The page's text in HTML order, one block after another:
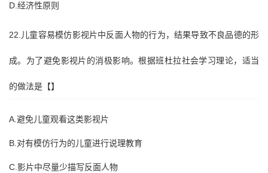
D.经济性原则
22.儿童容易模仿影视片中反面人物的行为，结果导致不良品德的形
成。为了避免影视片的消极影响。根据班杜拉社会学习理论，适当
的做法是【】
A.避免儿童观看这类影视片
B.对有模仿行为的儿童进行说理教育
C.影片中尽量少描写反面人物